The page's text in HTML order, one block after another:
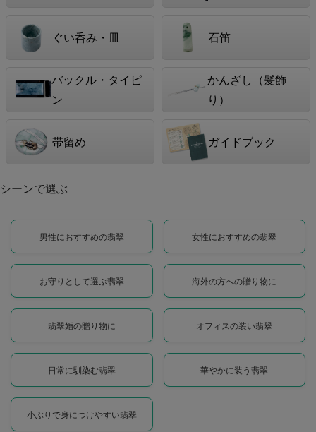
ぐい呑み・皿 石笛
バックル・タイピ
ン
かんざし（髪飾
り）
帯留め ガイドブック
シーンで選ぶ
男性におすすめの翡翠 女性におすすめの翡翠
お守りとして選ぶ翡翠 海外の方への贈り物に
翡翠婚の贈り物に オフィスの装い翡翠
日常に馴染む翡翠 華やかに装う翡翠
小ぶりで身につけやすい翡翠